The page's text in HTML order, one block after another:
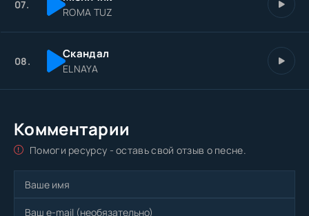
07.
ROMA TUZ
08. Скандал
ELNAYA
Комментарии
Помоги ресурсу - оставь свой отзыв о песне.